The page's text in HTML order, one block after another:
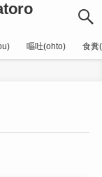
嘔吐(ohto) 食糞